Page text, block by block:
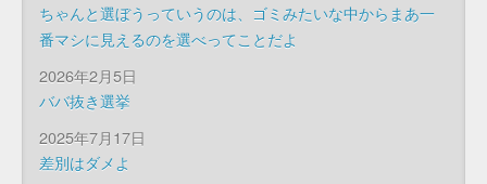
ちゃんと選ぼうっていうのは、ゴミみたいな中からまあ一
番マシに見えるのを選べってことだよ
2026年2月5日
ババ抜き選挙
2025年7月17日
差別はダメよ